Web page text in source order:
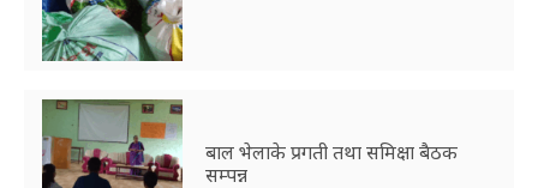
बाल भेलाके प्रगती तथा समिक्षा बैठक
सम्पन्न